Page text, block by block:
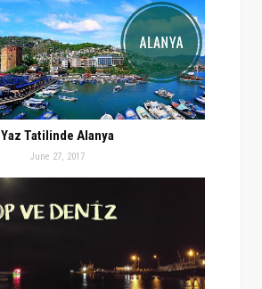
Yaz Tatilinde Alanya
June 27, 2017